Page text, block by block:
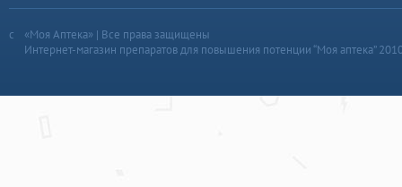
«Моя Аптека» | Все права защищены
Интернет-магазин препаратов для повышения потенции “Моя аптека”